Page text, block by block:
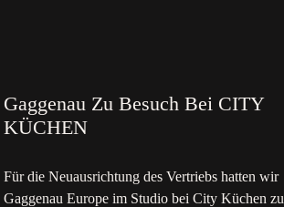
Gaggenau Zu Besuch Bei CITY
KÜCHEN
Für die Neuausrichtung des Vertriebs hatten wir
Gaggenau Europe im Studio bei City Küchen zu